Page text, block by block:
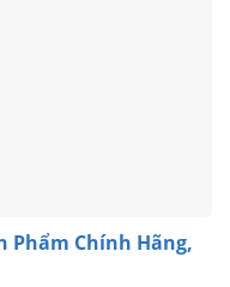
Phẩm Chính Hãng,